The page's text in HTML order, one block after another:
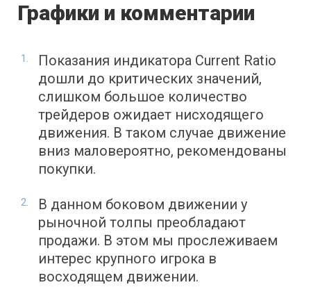
Графики и комментарии
Показания индикатора Current Ratio
дошли до критических значений,
слишком большое количество
трейдеров ожидает нисходящего
движения. В таком случае движение
вниз маловероятно, рекомендованы
покупки.
В данном боковом движении у
рыночной толпы преобладают
продажи. В этом мы прослеживаем
интерес крупного игрока в
восходящем движении.